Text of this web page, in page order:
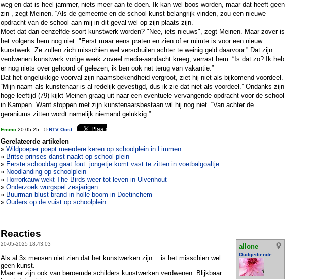
weg en dat is heel jammer, niets meer aan te doen. Ik kan wel boos worden, maar dat heeft geen
zin”, zegt Meinen. “Als de gemeente en de school kunst belangrijk vinden, zou een nieuwe
opdracht van de school aan mij in dit geval wel op zijn plaats zijn.”
Moet dat dan eenzelfde soort kunstwerk worden? "Nee, iets nieuws", zegt Meinen. Maar zover is
het volgens hem nog niet. "Eerst maar eens praten en zien of er ruimte is voor een nieuw
kunstwerk. Ze zullen zich misschien wel verschuilen achter te weinig geld daarvoor.” Dat zijn
verdwenen kunstwerk vorige week zoveel media-aandacht kreeg, verrast hem. “Is dat zo? Ik heb
er nog niets over gehoord of gelezen, ik ben ook net terug van vakantie.”
Dat het ongelukkige voorval zijn naamsbekendheid vergroot, ziet hij niet als bijkomend voordeel.
“Mijn naam als kunstenaar is al redelijk gevestigd, dus ik zie dat niet als voordeel.” Ondanks zijn
hoge leeftijd (79) kijkt Meinen graag uit naar een eventuele vervangende opdracht voor de school
in Kampen. Want stoppen met zijn kunstenaarsbestaan wil hij nog niet. “Van achter de
geraniums zitten wordt namelijk niemand gelukkig.”
Emmo 20-05-25 - ©RTV Oost
Gerelateerde artikelen
» Wildpoeper poept meerdere keren op schoolplein in Limmen
» Britse prinses danst naakt op school plein
» Eerste schooldag gaat fout: jongetje komt vast te zitten in voetbalgoaltje
» Noodlanding op schoolplein
» Horrorkauw wekt The Birds weer tot leven in Ulvenhout
» Onderzoek wurgspel zesjarigen
» Buurman blust brand in holle boom in Doetinchem
» Ouders op de vuist op schoolplein
Reacties
20-05-2025 18:43:03 allone
Oudgediende
Als al 3x mensen niet zien dat het kunstwerken zijn… is het misschien wel
geen kunst.
Maar er zijn ook van beroemde schilders kunstwerken verdwenen. Blijkbaar